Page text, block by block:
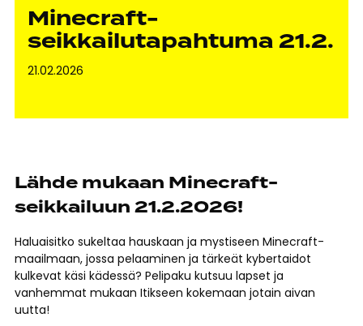
Minecraft-
seikkailutapahtuma 21.2.
21.02.2026
Lähde mukaan Minecraft-
seikkailuun 21.2.2026!
Haluaisitko sukeltaa hauskaan ja mystiseen Minecraft-
maailmaan, jossa pelaaminen ja tärkeät kybertaidot
kulkevat käsi kädessä? Pelipaku kutsuu lapset ja
vanhemmat mukaan Itikseen kokemaan jotain aivan
uutta!